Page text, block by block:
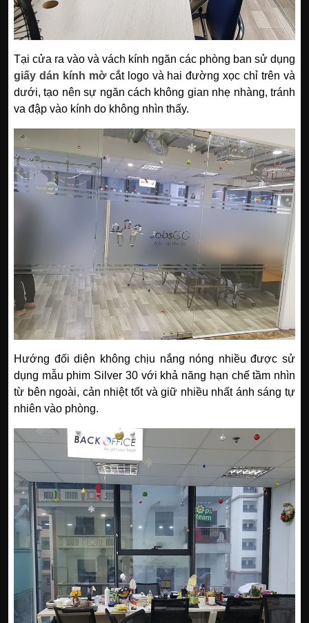
Tại cửa ra vào và vách kính ngăn các phòng ban sử dụng
giấy dán kính mờcắt logo và hai đường xọc chỉ trên và
dưới, tạo nên sự ngăn cách không gian nhẹ nhàng, tránh
va đập vào kính do không nhìn thấy.
Hướng đối diện không chịu nắng nóng nhiều được sử
dụng mẫu phim Silver 30 với khả năng hạn chế tầm nhìn
từ bên ngoài, cản nhiệt tốt và giữ nhiều nhất ánh sáng tự
nhiên vào phòng.